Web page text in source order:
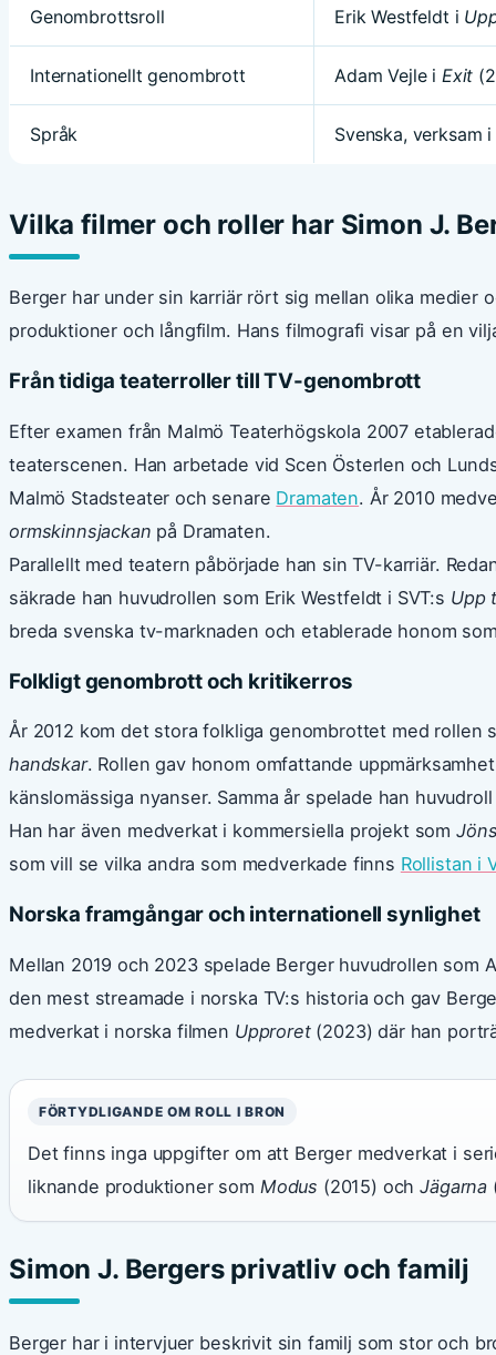
Genombrottsroll Erik Westfeldt i
Internationellt genombrott Adam Vejle i Exit
Språk Svenska, verksam
Vilka filmer och roller har Simon J.
Berger har under sin karriär rört sig mellan olika
produktioner och långfilm. Hans filmografi visar på en
Från tidiga teaterroller till TV-genombrott
Efter examen från Malmö Teaterhögskola 2007
teaterscenen. Han arbetade vid Scen Österlen och
Malmö Stadsteater och senare Dramaten. År 2010
ormskinnsjackan på Dramaten.
Parallellt med teatern påbörjade han sin TV-karriär.
säkrade han huvudrollen som Erik Westfeldt i SVT:s Upp
breda svenska tv-marknaden och etablerade honom
Folkligt genombrott och kritikerros
År 2012 kom det stora folkliga genombrottet med rollen
handskar. Rollen gav honom omfattande
känslomässiga nyanser. Samma år spelade han
Han har även medverkat i kommersiella projekt som
som vill se vilka andra som medverkade finns Rollistan i
Norska framgångar och internationell synlighet
Mellan 2019 och 2023 spelade Berger huvudrollen som
den mest streamade i norska TV:s historia och gav
medverkat i norska filmen Upproret(2023) där han
FÖRTYDLIGANDE OM ROLL I BRON
Det finns inga uppgifter om att Berger medverkat i
liknande produktioner som Modus (2015) ochJägarna
Simon J. Bergers privatliv och familj
Berger har i intervjuer beskrivit sin familj som stor och